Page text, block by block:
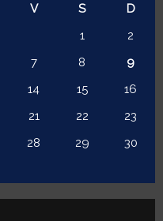
V S
D
1
2
7 8
9
14 15
16
21 22
23
28 29
30